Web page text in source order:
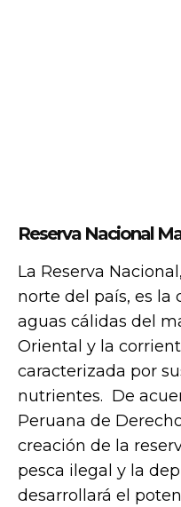
Reserva Nacional
La Reserva
norte del país, es la
aguas cálidas del
Oriental y la
caracterizada por
nutrientes. De
Peruana de
creación de la
pesca ilegal y la
desarrollará el